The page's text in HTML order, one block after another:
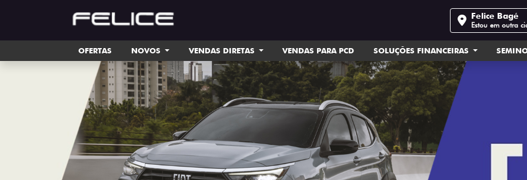
Felice Bagé
Estou em outra
OFERTAS NOVOS VENDAS DIRETAS VENDAS PARA PCD SOLUÇÕES FINANCEIRAS